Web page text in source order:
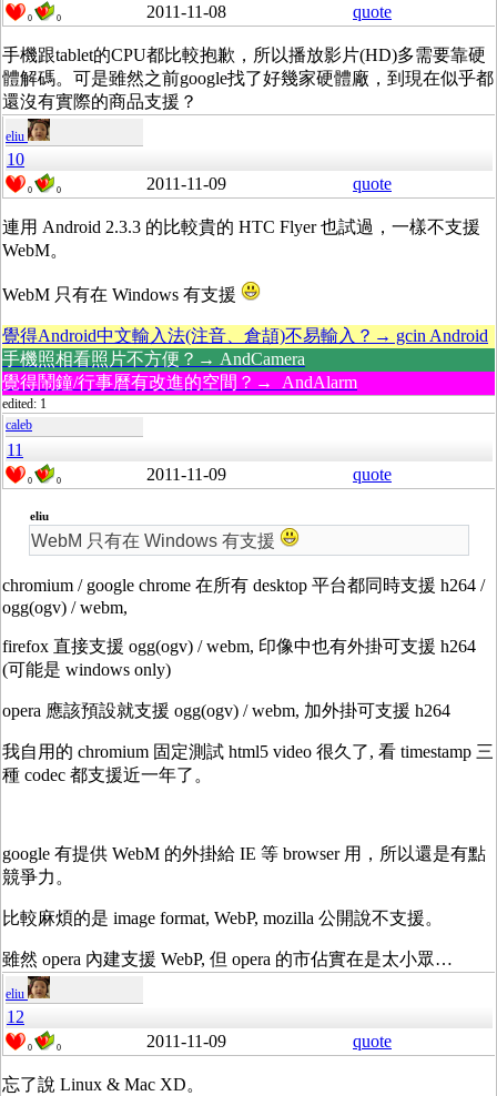
0 0 2011-11-08 quote
手機跟tablet的CPU都比較抱歉，所以播放影片(HD)多需要靠硬
體解碼。可是雖然之前google找了好幾家硬體廠，到現在似乎都
還沒有實際的商品支援？
eliu
10
0 0 2011-11-09 quote
連用 Android 2.3.3 的比較貴的 HTC Flyer 也試過，一樣不支援
WebM。
WebM 只有在 Windows 有支援
覺得Android中文輸入法(注音、倉頡)不易輸入？→ gcin Android
手機照相看照片不方便？→ AndCamera
覺得鬧鐘/行事曆有改進的空間？→ AndAlarm
edited: 1
caleb
11
0 0 2011-11-09 quote
eliu
WebM 只有在 Windows 有支援
chromium / google chrome 在所有 desktop 平台都同時支援 h264 /
ogg(ogv) / webm,
firefox 直接支援 ogg(ogv) / webm, 印像中也有外掛可支援 h264
(可能是 windows only)
opera 應該預設就支援 ogg(ogv) / webm, 加外掛可支援 h264
我自用的 chromium 固定測試 html5 video 很久了, 看 timestamp 三
種 codec 都支援近一年了。
google 有提供 WebM 的外掛給 IE 等 browser 用，所以還是有點
競爭力。
比較麻煩的是 image format, WebP, mozilla 公開說不支援。
雖然 opera 內建支援 WebP, 但 opera 的市佔實在是太小眾…
eliu
12
0 0 2011-11-09 quote
忘了說 Linux & Mac XD。